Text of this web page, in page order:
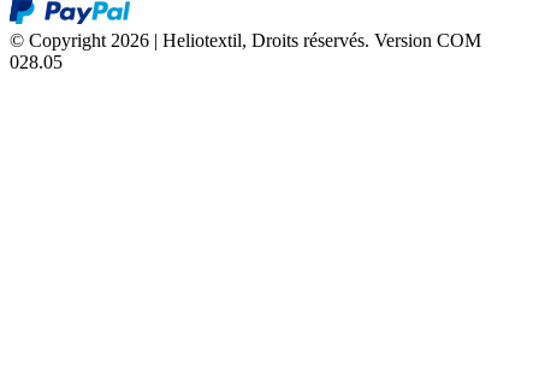
© Copyright 2026 | Heliotextil, Droits réservés. Version COM
028.05